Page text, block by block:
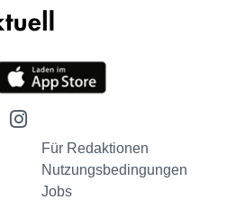
Für Redaktionen
Nutzungsbedingungen
Jobs